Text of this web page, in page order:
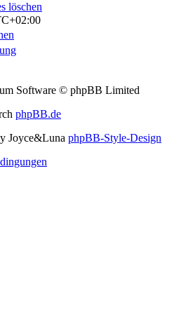
löschen
Software © phpBB Limited
phpBB.de
Joyce&Luna phpBB-Style-Design